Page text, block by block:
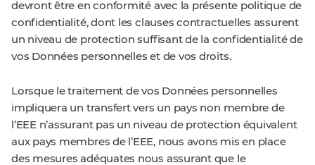
devront être en conformité avec la présente politique de
confidentialité, dont les clauses contractuelles assurent
un niveau de protection suffisant de la confidentialité de
vos Données personnelles et de vos droits.
Lorsque le traitement de vos Données personnelles
impliquera un transfert vers un pays non membre de
l’EEE n’assurant pas un niveau de protection équivalent
aux pays membres de l’EEE, nous avons mis en place
des mesures adéquates nous assurant que le